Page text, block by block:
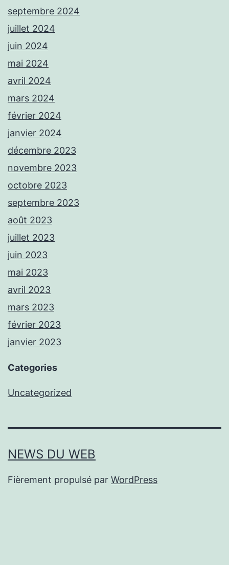
septembre 2024
juillet 2024
juin 2024
mai 2024
avril 2024
mars 2024
février 2024
janvier 2024
décembre 2023
novembre 2023
octobre 2023
septembre 2023
août 2023
juillet 2023
juin 2023
mai 2023
avril 2023
mars 2023
février 2023
janvier 2023
Categories
Uncategorized
NEWS DU WEB
Fièrement propulsé par WordPress